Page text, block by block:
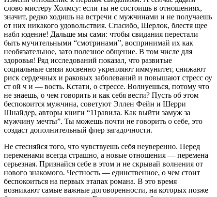
слово мистеру Холмсу: если ты не состоишь в отно­шениях,
значит, редко хо­дишь на встречи с муж­чинами и не получаешь
от них никакого удоволь­ствия. Спасибо, Шерлок, блестя щее
набл юдение! Дальше мы сами: что­бы свидания переста­ли
быть мучительными “смотринами”, воспри­нимай их как
необяза­тельное, зато полезное общение. В том числе для
здоровья! Ряд ис­следований показал, что развитые
социальные связи косвенно укрепля­ют иммунитет, снижают
риск сердечных и рако­вых заболеваний и повы­шают стресс оу
ст ой ч и — вость. Кстати, о стрессе. Волнуешься, потому что
не знаешь, о чем гово­рить и как себя вести? Пусть об этом
беспоко­ится мужчина, совету­ют Эллен Фейн и Шерри
Шнайдер, авторы книги “11равила. Как выйти за­муж за
мужчину мечты”. Ты можешь почти не го­ворить о себе, это
соз­даст дополнительный флер загадочности.
Не стесняйся того, что чув­ствуешь себя неуверенно. Перед
переменами всегда страшно, а новые отношения — перемена
серьезная. Признайся себе в этом и не скры­вай волнения от
нового знакомого. Честность — единственное, о чем сто­ит
беспокоиться на пер­вых этапах романа. В это время
возникают самые важные договоренности, на которых позже